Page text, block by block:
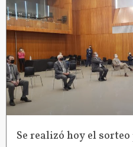
Se realizó hoy el